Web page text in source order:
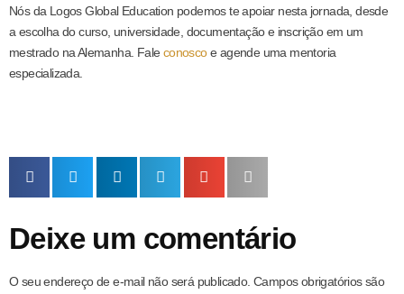
Nós da Logos Global Education podemos te apoiar nesta jornada, desde
a escolha do curso, universidade, documentação e inscrição em um
mestrado na Alemanha. Fale conoscoe agende uma mentoria
especializada.
Deixe um comentário
O seu endereço de e-mail não será publicado. Campos obrigatórios são